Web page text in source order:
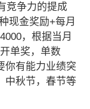
竞争力的提成
现金奖励+每月
，根据当月
单奖，单数
你有能力业绩突
中秋节，春节等